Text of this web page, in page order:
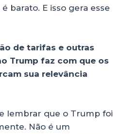
barato. E isso gera esse
de tarifas e outras
Trump faz com que os
sua relevância
lembrar que o Trump foi
Não é um